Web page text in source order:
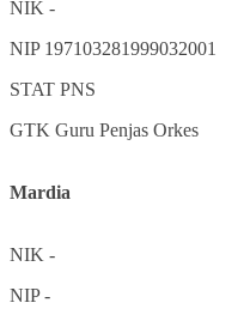
NIK -
NIP 197103281999032001
STAT PNS
GTK Guru Penjas Orkes
Mardia
NIK -
NIP-